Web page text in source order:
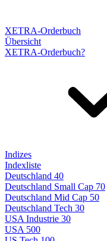
XETRA-Orderbuch
Übersicht
XETRA-Orderbuch?
Indizes
Indexliste
Deutschland 40
Deutschland Small Cap 70
Deutschland Mid Cap 50
Deutschland Tech 30
USA Industrie 30
USA 500